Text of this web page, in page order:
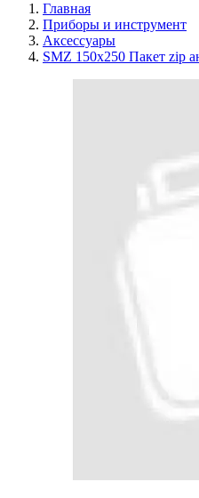
Главная
Приборы и инструмент
Аксессуары
SMZ 150x250 Пакет zip